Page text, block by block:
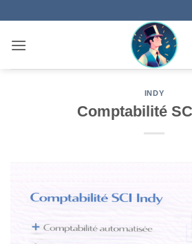
contenu
INDY
Comptabilité